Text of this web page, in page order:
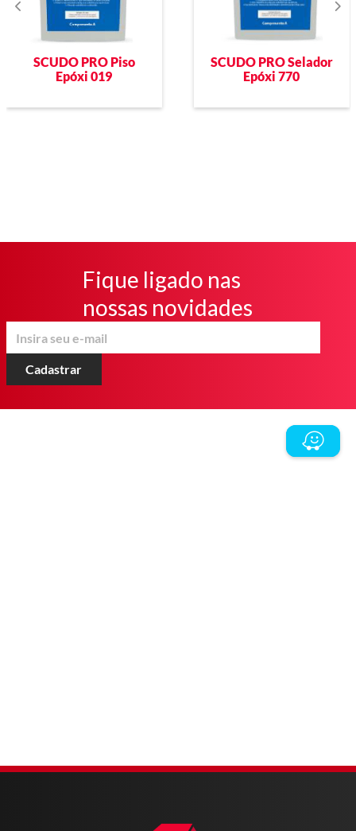
SCUDO PRO Piso
Epóxi 019
SCUDO PRO Selador
Epóxi 770
Fique ligado nas
nossas novidades